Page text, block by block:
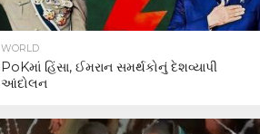
WORLD
PoKમાં હિંસા, ઈમરાન સમર્થકોનું દેશવ્યાપી
આંદોલન